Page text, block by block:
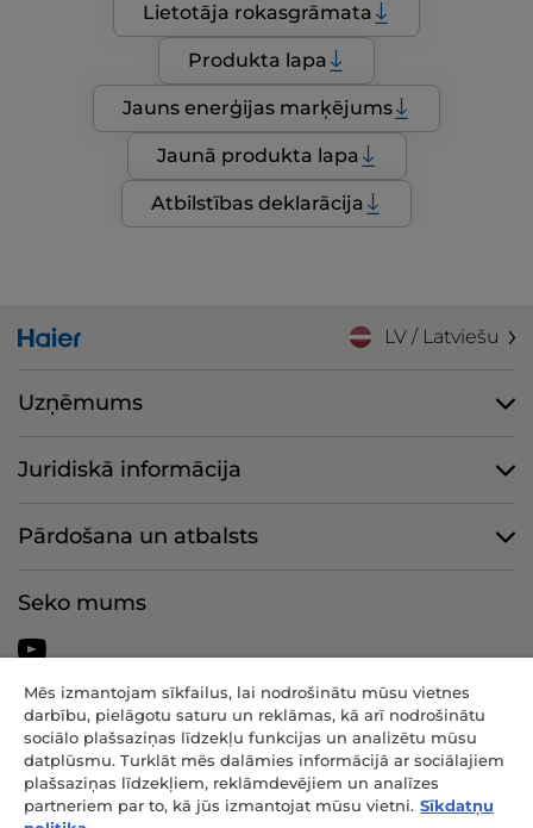
Lietotāja rokasgrāmata
Produkta lapa
Jauns enerģijas marķējums
Jaunā produkta lapa
Atbilstības deklarācija
LV / Latviešu
Uzņēmums
Juridiskā informācija
Pārdošana un atbalsts
Seko mums
CANDY HOOVER GROUP S.r.I. - vienīgais akcionārs - JURIDISKĀ
ADRESE: Via Comolli, 57 - 20861 Brugherio (MB) - Itālija -
ADMINISTRATĪVIE BIROJI: Via Privata Eden Fumagalli snc - 20861
Brugherio (MB) un Via Trento Nr. 20/A-22 - 20871 Vimercate (MB) -
Itālija - Tālr.: +39.039.2086.1 - Fakss: +39.039.2086.237 - Pamatkapitāls
Mēs izmantojam sīkfailus, lai nodrošinātu mūsu vietnes
darbību, pielāgotu saturu un reklāmas, kā arī nodrošinātu
sociālo plašsaziņas līdzekļu funkcijas un analizētu mūsu
datplūsmu. Turklāt mēs dalāmies informācijā ar sociālajiem
plašsaziņas līdzekļiem, reklāmdevējiem un analīzes
partneriem par to, kā jūs izmantojat mūsu vietni. Sīkdatņu